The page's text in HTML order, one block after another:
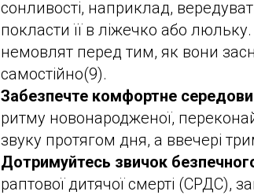
сонливості, наприклад,
покласти її в ліжечко або
немовлят перед тим, як вони
самостійно(9).
Забезпечте комфортне
ритму новонародженої,
звуку протягом дня, а ввечері
Дотримуйтесь звичок
раптової дитячої смерті (СРДС),